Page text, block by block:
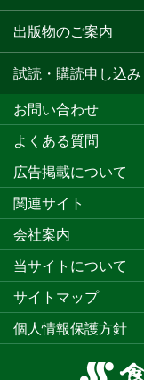
出版物のご案内
試読・購読申し込み
お問い合わせ
よくある質問
広告掲載について
関連サイト
会社案内
当サイトについて
サイトマップ
個人情報保護方針